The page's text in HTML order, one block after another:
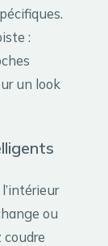
:
un look
ou
coudre